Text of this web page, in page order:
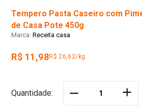
Tempero Pasta Caseiro com
de Casa Pote 450g
Receita casa
R$ 11,98R$ 26,62/kg
Quantidade ＋